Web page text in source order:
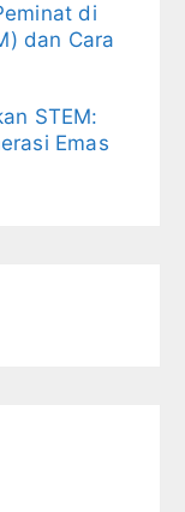
di
dan Cara
STEM:
Emas